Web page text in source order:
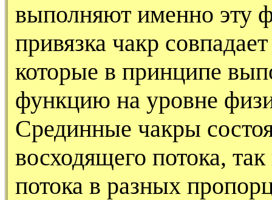
выполняют именно эту
привязка чакр
которые в принципе
функцию на уровне
Срединные чакры
восходящего потока,
потока в разных